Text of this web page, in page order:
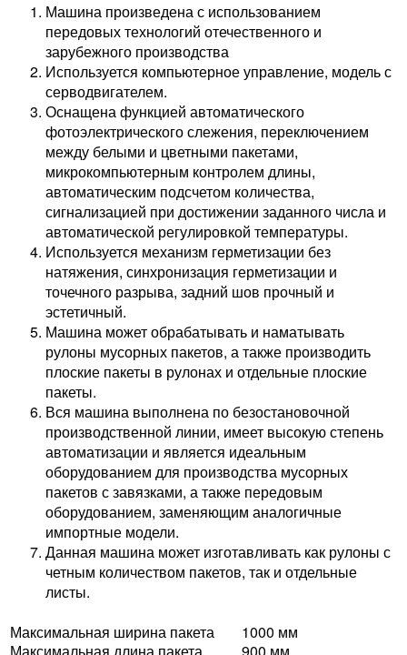
Машина произведена с использованием
передовых технологий отечественного и
зарубежного производства
Используется компьютерное управление, модель с
серводвигателем.
Оснащена функцией автоматического
фотоэлектрического слежения, переключением
между белыми и цветными пакетами,
микрокомпьютерным контролем длины,
автоматическим подсчетом количества,
сигнализацией при достижении заданного числа и
автоматической регулировкой температуры.
Используется механизм герметизации без
натяжения, синхронизация герметизации и
точечного разрыва, задний шов прочный и
эстетичный.
Машина может обрабатывать и наматывать
рулоны мусорных пакетов, а также производить
плоские пакеты в рулонах и отдельные плоские
пакеты.
Вся машина выполнена по безостановочной
производственной линии, имеет высокую степень
автоматизации и является идеальным
оборудованием для производства мусорных
пакетов с завязками, а также передовым
оборудованием, заменяющим аналогичные
импортные модели.
Данная машина может изготавливать как рулоны с
четным количеством пакетов, так и отдельные
листы.
Максимальная ширина пакета
1000 мм